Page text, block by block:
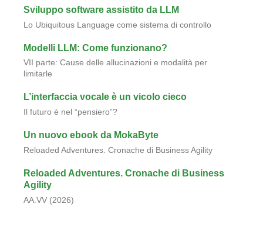
Sviluppo software assistito da LLM
Lo Ubiquitous Language come sistema di controllo
Modelli LLM: Come funzionano?
VII parte: Cause delle allucinazioni e modalità per
limitarle
L’interfaccia vocale è un vicolo cieco
Il futuro è nel “pensiero”?
Un nuovo ebook da MokaByte
Reloaded Adventures. Cronache di Business Agility
Reloaded Adventures. Cronache di Business
Agility
AA.VV (2026)